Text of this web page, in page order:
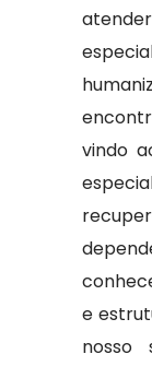
vindo
e
nosso